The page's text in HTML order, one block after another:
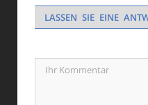
LASSEN SIE EINE